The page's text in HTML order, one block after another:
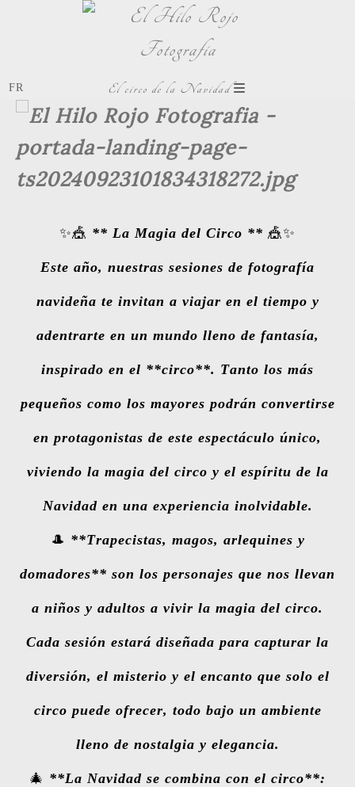
El circo de la Navidad
✨🎪 ** La Magia del Circo ** 🎪✨
Este año, nuestras sesiones de fotografía
navideña te invitan a viajar en el tiempo y
adentrarte en un mundo lleno de fantasía,
inspirado en el **circo**. Tanto los más
pequeños como los mayores podrán convertirse
en protagonistas de este espectáculo único,
viviendo la magia del circo y el espíritu de la
Navidad en una experiencia inolvidable.
🎩 **Trapecistas, magos, arlequines y
domadores** son los personajes que nos llevan
a niños y adultos a vivir la magia del circo.
Cada sesión estará diseñada para capturar la
diversión, el misterio y el encanto que solo el
circo puede ofrecer, todo bajo un ambiente
lleno de nostalgia y elegancia.
🎄 **La Navidad se combina con el circo**: